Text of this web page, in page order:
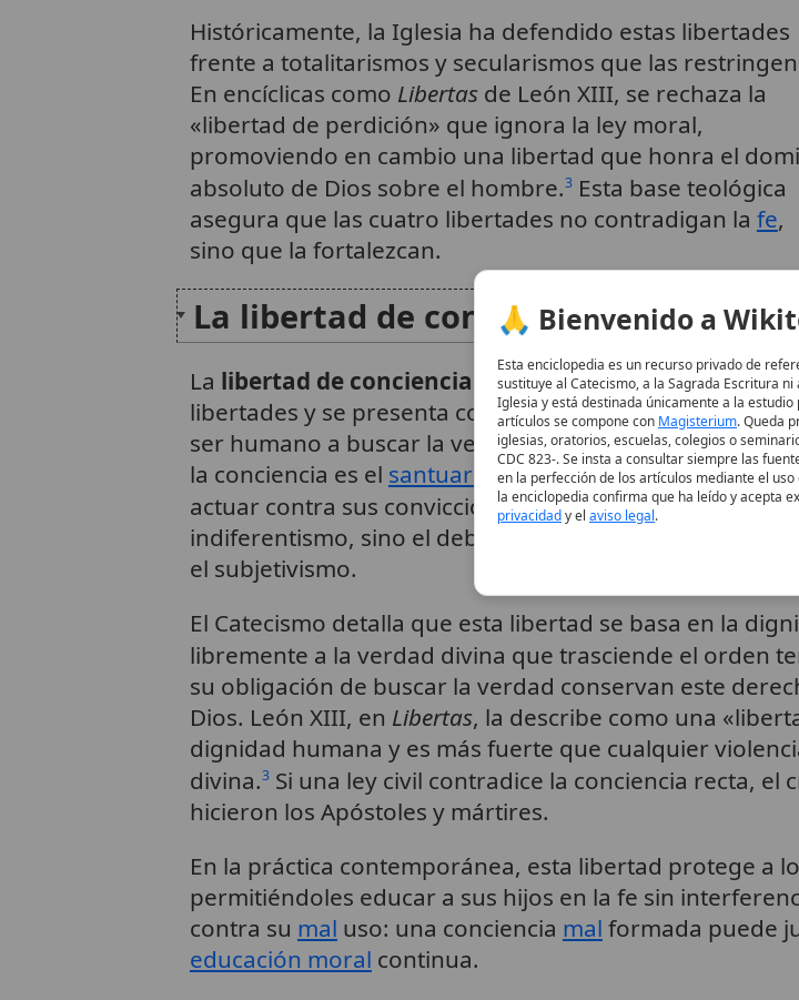
Históricamente, la Iglesia ha defendido estas libertades
frente a totalitarismos y secularismos que las
En encíclicas como Libertasde León XIII, se rechaza la
«libertad de perdición» que ignora la ley moral,
promoviendo en cambio una libertad que honra el
absoluto de Dios sobre el hombre.3Esta base teológica
asegura que las cuatro libertades no contradigan la fe,
sino que la fortalezcan.
La libertad de conciencia
La libertad de conciencia es la primera de las cuatro
libertades y se presenta como el derecho fundamental
ser humano a buscar la verdad moral y religiosa sin
la conciencia es el santuario
interior donde el hombre
actuar contra sus convicciones bien formadas,
indiferentismo, sino el deber de formar la conciencia
el subjetivismo.
El Catecismo detalla que esta libertad se basa en la
libremente a la verdad divina que trasciende el orden
su obligación de buscar la verdad conservan este
Dios. León XIII, en Libertas, la describe como una
dignidad humana y es más fuerte que cualquier
divina.3Si una ley civil contradice la conciencia recta, el
hicieron los Apóstoles y mártires.
En la práctica contemporánea, esta libertad protege a
permitiéndoles educar a sus hijos en la fe sin
contra su mal uso: una conciencia mal formada puede
educación moral continua.
🙏 Bienvenido a
Esta enciclopedia es un recurso privado de
sustituye al Catecismo, a la Sagrada Escritura
Iglesia y está destinada únicamente a la
artículos se compone con Magisterium. Queda
iglesias, oratorios, escuelas, colegios o
CDC 823-. Se insta a consultar siempre las
en la perfección de los artículos mediante el
la enciclopedia confirma que ha leído y acepta
privacidady el aviso legal.